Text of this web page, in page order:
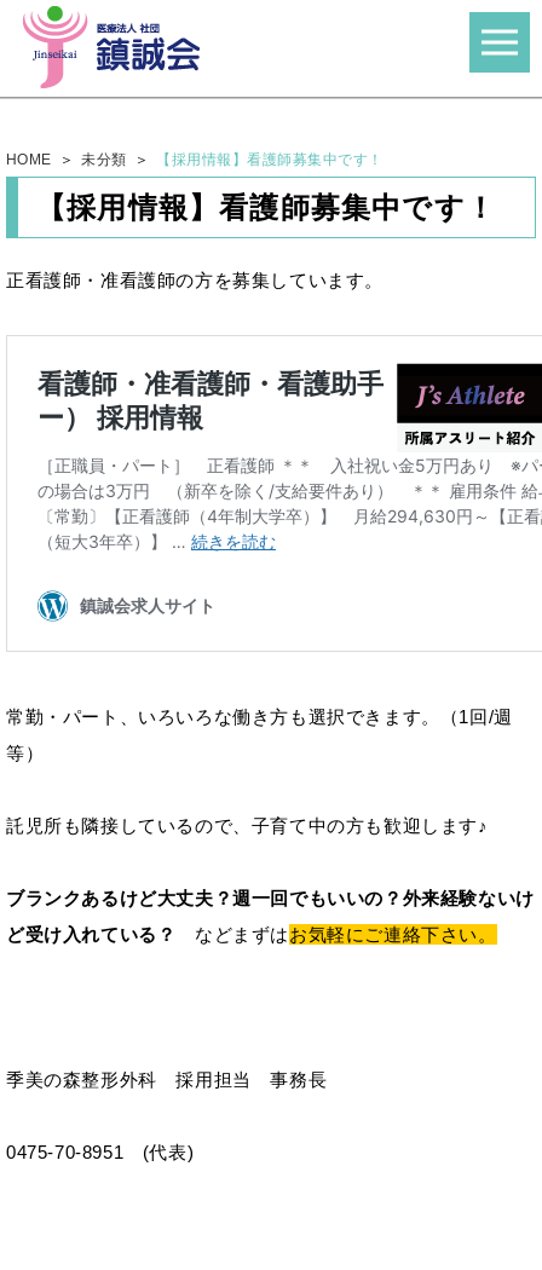
HOME 未分類 【採用情報】看護師募集中です！
【採用情報】看護師募集中です！
正看護師・准看護師の方を募集しています。
常勤・パート、いろいろな働き方も選択できます。（1回/週
等）
託児所も隣接しているので、子育て中の方も歓迎します♪
ブランクあるけど大丈夫？週一回でもいいの？外来経験ないけ
ど受け入れている？
などまずはお気軽にご連絡下さい。
季美の森整形外科 採用担当 事務長
0475-70-8951 (代表)